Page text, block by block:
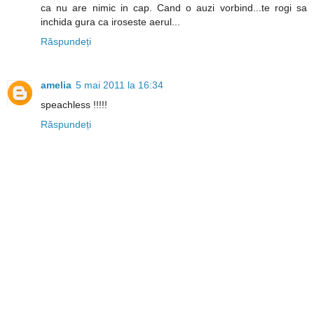
ca nu are nimic in cap. Cand o auzi vorbind...te rogi sa
inchida gura ca iroseste aerul...
Răspundeți
amelia 5 mai 2011 la 16:34
speachless !!!!!
Răspundeți